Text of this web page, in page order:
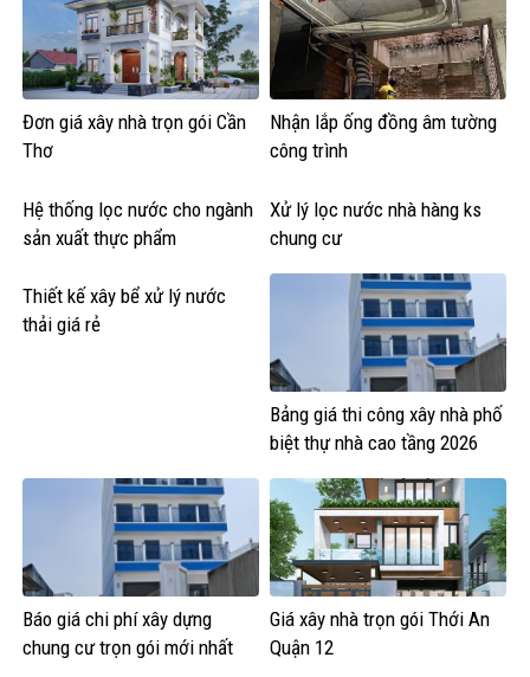
Đơn giá xây nhà trọn gói Cần
Thơ
Nhận lắp ống đồng âm tường
công trình
Hệ thống lọc nước cho ngành
sản xuất thực phẩm
Xử lý lọc nước nhà hàng ks
chung cư
Thiết kế xây bể xử lý nước
thải giá rẻ
Bảng giá thi công xây nhà phố
biệt thự nhà cao tầng 2026
Báo giá chi phí xây dựng
chung cư trọn gói mới nhất
Giá xây nhà trọn gói Thới An
Quận 12